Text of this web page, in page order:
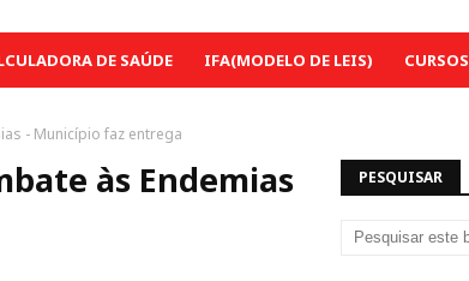
DE SAÚDE IFA(MODELO DE LEIS) CURSOS
- Município faz entrega
às Endemias
PESQUISAR